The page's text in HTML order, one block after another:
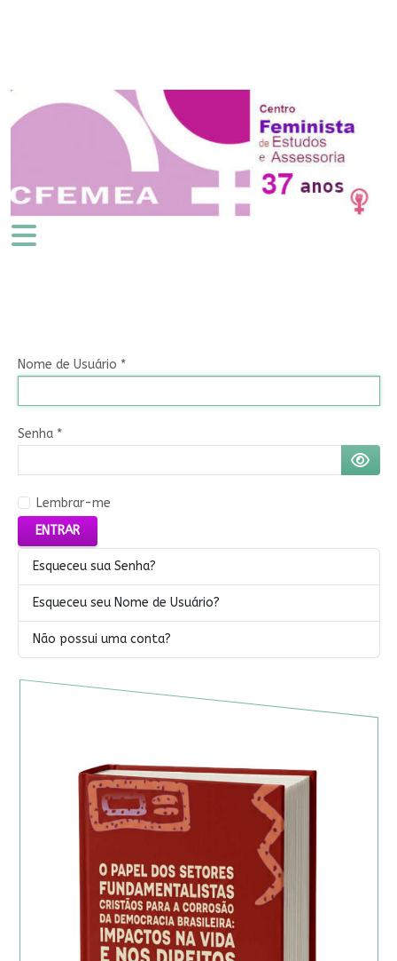
Nome de Usuário *
Senha*
Lembrar-me
ENTRAR
Esqueceu sua Senha?
Esqueceu seu Nome de Usuário?
Não possui uma conta?